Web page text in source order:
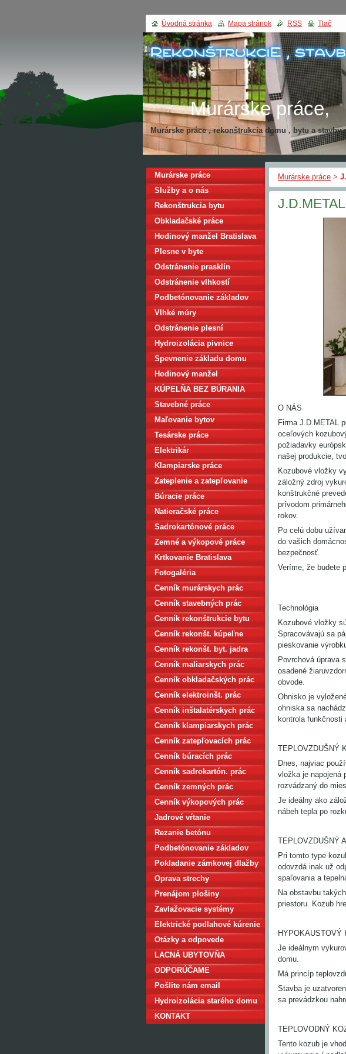
Murárske práce,
Rekonštrukcia
Murárske práce , rekonštrukcia domu , bytu a stavby
Murárske práce >
O NÁS
Firma J.D.METAL
oceľových
požiadavky
našej produkcie,
Kozubové vložky
záložný zdroj
konštrukčné
prívodom
rokov.
Po celú dobu
do vašich
bezpečnosť.
Veríme, že budete
Technológia
Kozubové vložky
Spracovávajú sa
pieskovanie
Povrchová úprava
osadené
obvode.
Ohnisko je
ohniska sa
kontrola funkčnosti
TEPLOVZDUŠNÝ
Dnes, najviac
vložka je napojená
rozvádzaný do
Je ideálny ako
nábeh tepla po
TEPLOVZDUŠNÝ
Pri tomto type
odovzdá inak už
spaľovania a
Na obstavbu
priestoru. Kozub
HYPOKAUSTOVÝ
Je ideálnym
domu.
Má princíp
Stavba je
sa prevádzkou
TEPLOVODNÝ
Tento kozub je
Murárske práce
Služby a o nás
Rekonštrukcia bytu
Obkladačské práce
Hodinový manžel Bratislava
Plesne v byte
Odstránenie prasklín
Odstránenie vlhkostí
Podbetónovanie základov
Vlhké múry
Odstránenie plesní
Hydroizolácia pivnice
Spevnenie základu domu
Hodinový manžel
KÚPELŇA BEZ BÚRANIA
Stavebné práce
Maľovanie bytov
Tesárske práce
Elektrikár
Klampiarske práce
Zateplenie a zatepľovanie
Búracie práce
Natieračské práce
Sadrokartónové práce
Zemné a výkopové práce
Krtkovanie Bratislava
Fotogaléria
Cenník murárskych prác
Cenník stavebných prác
Cenník rekonštrukcie bytu
Cenník rekonšt. kúpeľne
Cenník rekonšt. byt. jadra
Cenník maliarskych prác
Cenník obkladačských prác
Cenník elektroinšt. prác
Cenník inštalatérskych prác
Cenník klampiarskych prác
Cenník zatepľovacích prác
Cenník búracích prác
Cenník sadrokartón. prác
Cenník zemných prác
Cenník výkopových prác
Jadrové vŕtanie
Rezanie betónu
Podbetónovanie základov
domu
Pokladanie zámkovej dlažby
Oprava strechy
Prenájom plošiny
Zavlažovacie systémy
Elektrické podlahové kúrenie
Otázky a odpovede
LACNÁ UBYTOVŇA
BRATISLAVA
ODPORÚČAME
Pošlite nám email
Hydroizolácia starého domu
KONTAKT
Úvodná stránka Mapa stránok RSS Tlač